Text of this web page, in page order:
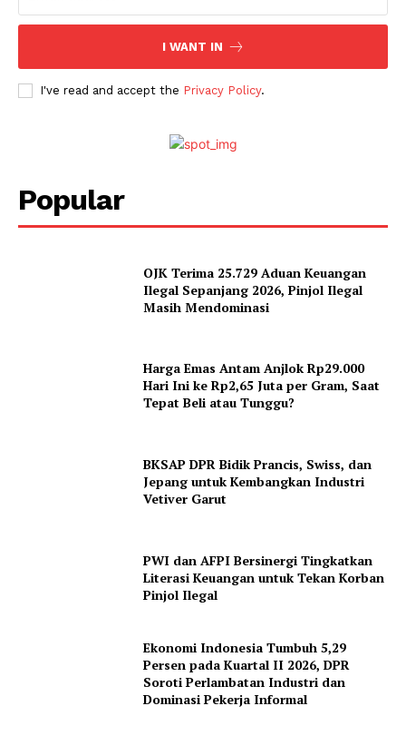
I WANT IN
I've read and accept the Privacy Policy.
Popular
OJK Terima 25.729 Aduan Keuangan
Ilegal Sepanjang 2026, Pinjol Ilegal
Masih Mendominasi
Harga Emas Antam Anjlok Rp29.000
Hari Ini ke Rp2,65 Juta per Gram, Saat
Tepat Beli atau Tunggu?
BKSAP DPR Bidik Prancis, Swiss, dan
Jepang untuk Kembangkan Industri
Vetiver Garut
PWI dan AFPI Bersinergi Tingkatkan
Literasi Keuangan untuk Tekan Korban
Pinjol Ilegal
Ekonomi Indonesia Tumbuh 5,29
Persen pada Kuartal II 2026, DPR
Soroti Perlambatan Industri dan
Dominasi Pekerja Informal